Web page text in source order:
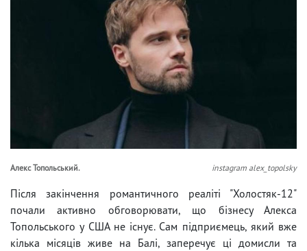
Алекс Топольський. instagram alex_topolsky
Після закінчення романтичного реаліті "Холостяк-12"
почали активно обговорювати, що бізнесу Алекса
Топольського у США не існує. Сам підприємець, який вже
кілька місяців живе на Балі, заперечує ці домисли та